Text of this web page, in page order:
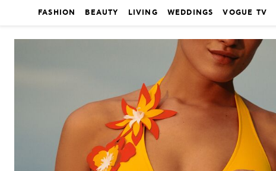
FASHION BEAUTY LIVING WEDDINGS VOGUE TV